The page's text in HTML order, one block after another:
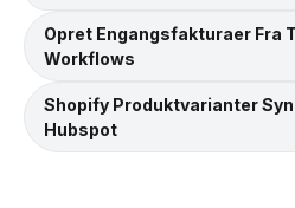
Opret Engangsfakturaer Fra
Workflows
Shopify Produktvarianter
Hubspot